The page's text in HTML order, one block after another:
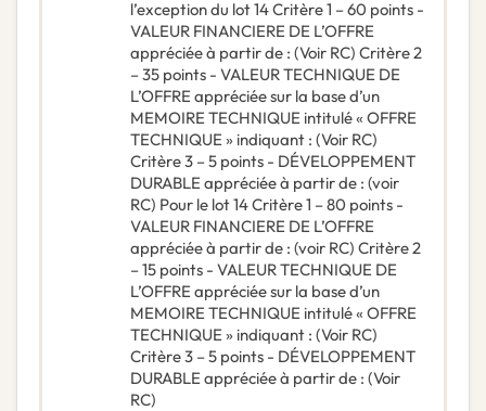
l’exception du lot 14 Critère 1 – 60 points -
VALEUR FINANCIERE DE L’OFFRE
appréciée à partir de : (Voir RC) Critère 2
– 35 points - VALEUR TECHNIQUE DE
L’OFFRE appréciée sur la base d’un
MEMOIRE TECHNIQUE intitulé « OFFRE
TECHNIQUE » indiquant : (Voir RC)
Critère 3 – 5 points - DÉVELOPPEMENT
DURABLE appréciée à partir de : (voir
RC) Pour le lot 14 Critère 1 – 80 points -
VALEUR FINANCIERE DE L’OFFRE
appréciée à partir de : (voir RC) Critère 2
– 15 points - VALEUR TECHNIQUE DE
L’OFFRE appréciée sur la base d’un
MEMOIRE TECHNIQUE intitulé « OFFRE
TECHNIQUE » indiquant : (Voir RC)
Critère 3 – 5 points - DÉVELOPPEMENT
DURABLE appréciée à partir de : (Voir
RC)